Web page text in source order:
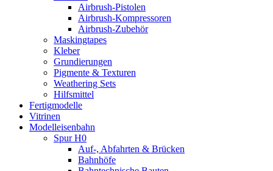
Airbrush-Pistolen
Airbrush-Kompressoren
Airbrush-Zubehör
Maskingtapes
Kleber
Grundierungen
Pigmente & Texturen
Weathering Sets
Hilfsmittel
Fertigmodelle
Vitrinen
Modelleisenbahn
Spur H0
Auf-, Abfahrten & Brücken
Bahnhöfe